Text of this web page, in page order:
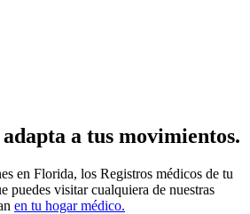
a tus movimientos.
en Florida, los Registros médicos de tu
puedes visitar cualquiera de nuestras
en tu hogar médico.